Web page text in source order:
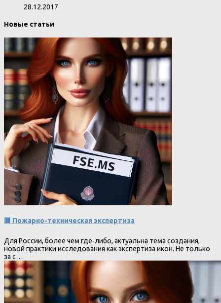
28.12.2017
Новые статьи
🟥 Пожарно-техническая экспертиза
Для России, более чем где-либо, актуальна тема создания,
новой практики исследования как экспертиза икон. Не только
за с…